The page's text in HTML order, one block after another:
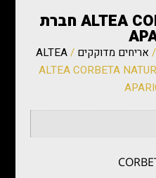
‏ALTEA CORBETA NATURAL חברת
/ אריחים מדוקקים /
ALTEA
/ ‏ALTEA CORBETA